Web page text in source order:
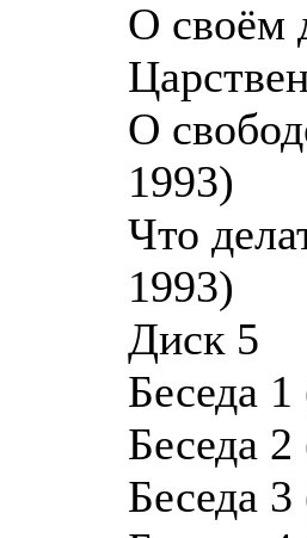
О своём
О
1993)
Что
1993)
Диск 5
Беседа
Беседа
Беседа